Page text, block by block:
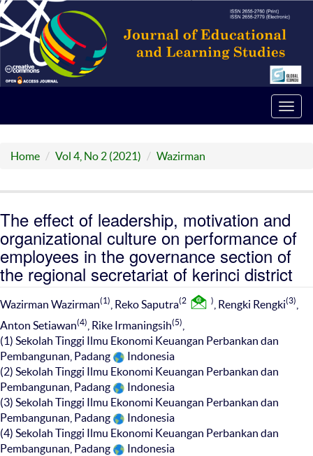
Home Vol 4, No 2 (2021) Wazirman
The effect of leadership, motivation and
organizational culture on performance of
employees in the governance section of
the regional secretariat of kerinci district
Wazirman Wazirman(1) , Reko Saputra(2 ) , Rengki Rengki(3)
Anton Setiawan(4) , Rike Irmaningsih(5)
(1) Sekolah Tinggi Ilmu Ekonomi Keuangan Perbankan dan
Pembangunan, Padang
Indonesia
(2) Sekolah Tinggi Ilmu Ekonomi Keuangan Perbankan dan
Pembangunan, Padang
Indonesia
(3) Sekolah Tinggi Ilmu Ekonomi Keuangan Perbankan dan
Pembangunan, Padang
Indonesia
(4) Sekolah Tinggi Ilmu Ekonomi Keuangan Perbankan dan
Pembangunan, Padang
Indonesia